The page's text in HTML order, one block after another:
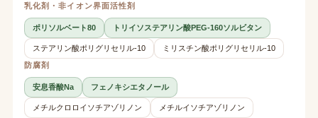
乳化剤・非イオン界面活性剤
ポリソルベート80 トリイソステアリン酸PEG-160ソルビタン
ステアリン酸ポリグリセリル-10
ミリスチン酸ポリグリセリル-10
防腐剤
安息香酸Na フェノキシエタノール
メチルクロロイソチアゾリノン
メチルイソチアゾリノン